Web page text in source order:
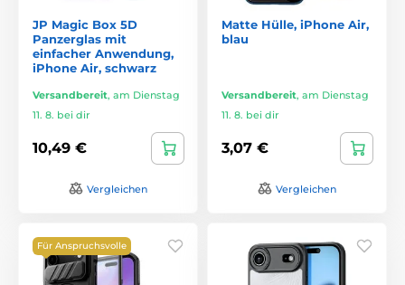
JP Magic Box 5D
Panzerglas mit
einfacher Anwendung,
iPhone Air, schwarz
Versandbereit, am Dienstag
11. 8. bei dir
10,49 €
Vergleichen
Matte Hülle, iPhone Air,
blau
Versandbereit, am Dienstag
11. 8. bei dir
3,07 €
Vergleichen
Für Anspruchsvolle